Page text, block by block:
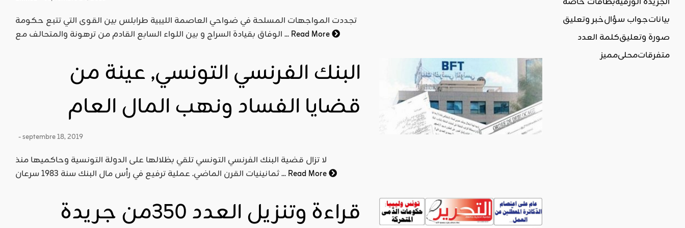
تجددت المواجهات المسلحة في ضواحي العاصمة الليبية طرابلس بين القوى التي تتبع حكومة
الوفاق بقيادة السراج و بين اللواء السابع القادم من ترهونة والمتحالف مع ...Read More
البنك الفرنسي التونسي, عينة من
قضايا الفساد ونهب المال العام
- septembre 18, 2019
لا تزال قضية البنك الفرنسي التونسي تلقي بظلالها على الدولة التونسية وحاكميها منذ
ثمانينيات القرن الماضي. عملية ترفيع في رأس مال البنك سنة 1983 سرعان ...Read More
قراءة وتنزيل العدد 350من جريدة
بياناتجواب سؤالخبر وتعليق
صورة وتعليقكلمة العدد
متفرقاتمحليمميز